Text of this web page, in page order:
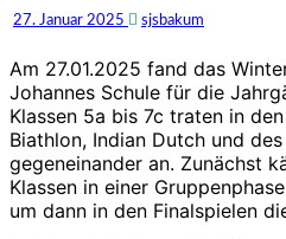
–
2025
(Jg.
5
–
7)
27. Januar 2025 sjsbakum
Am 27.01.2025 fand das
Johannes Schule für die
Klassen 5a bis 7c traten in
Biathlon, Indian Dutch und
gegeneinander an. Zunächst
Klassen in einer
um dann in den Finalspielen